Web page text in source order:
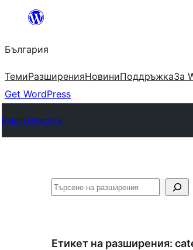
България
ТемиРазширенияНовиниПоддръжкаЗа
Get WordPress
Plugin Directory
Търсене
Етикет на разширения: